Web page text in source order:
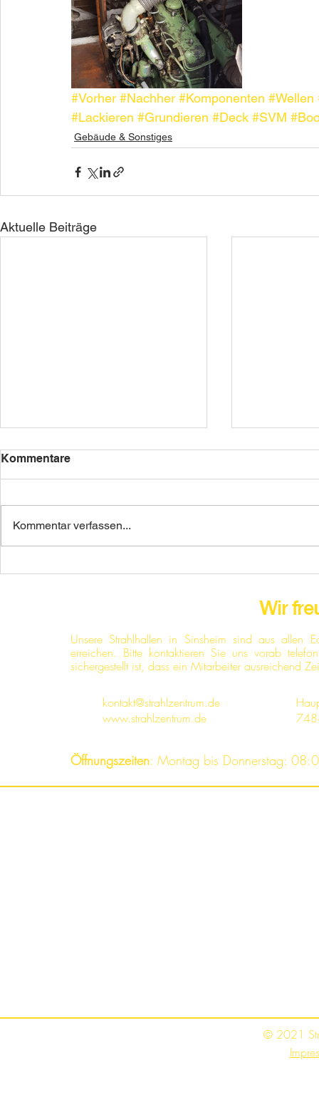
#Vorher #Nachher #Komponenten #Wellen
#Lackieren #Grundieren #Deck #SVM
Gebäude & Sonstiges
Aktuelle Beiträge
Kommentare
Kommentar verfassen...
Wir
Unsere Strahlhallen in Sinsheim sind aus allen
erreichen. Bitte kontaktieren Sie uns vorab
sichergestellt ist, dass ein Mitarbeiter ausreichend
kontakt@strahlzentrum.de
www.strahlzentrum.de
Öffnungszeiten: Montag bis Donnerstag:
© 2021